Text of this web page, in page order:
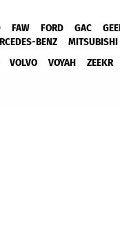
FAW FORD GAC
BENZ MITSUBISHI
VOLVO VOYAH ZEEKR